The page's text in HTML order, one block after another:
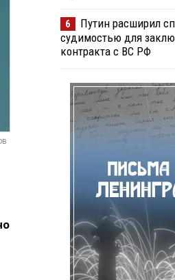
6
Путин расширил
судимостью для
контракта с ВС РФ